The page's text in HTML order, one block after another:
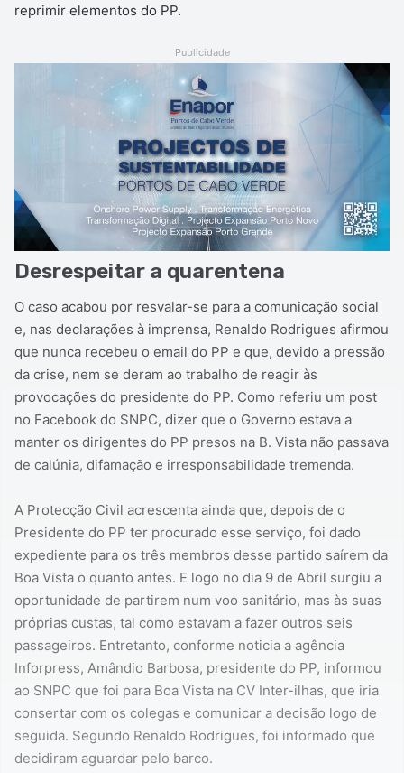
reprimir elementos do PP.
Publicidade
Desrespeitar a quarentena
O caso acabou por resvalar-se para a comunicação social
e, nas declarações à imprensa, Renaldo Rodrigues afirmou
que nunca recebeu o email do PP e que, devido a pressão
da crise, nem se deram ao trabalho de reagir às
provocações do presidente do PP. Como referiu um post
no Facebook do SNPC, dizer que o Governo estava a
manter os dirigentes do PP presos na B. Vista não passava
de calúnia, difamação e irresponsabilidade tremenda.
A Protecção Civil acrescenta ainda que, depois de o
Presidente do PP ter procurado esse serviço, foi dado
expediente para os três membros desse partido saírem da
Boa Vista o quanto antes. E logo no dia 9 de Abril surgiu a
oportunidade de partirem num voo sanitário, mas às suas
próprias custas, tal como estavam a fazer outros seis
passageiros. Entretanto, conforme noticia a agência
Inforpress, Amândio Barbosa, presidente do PP, informou
ao SNPC que foi para Boa Vista na CV Inter-ilhas, que iria
consertar com os colegas e comunicar a decisão logo de
seguida. Segundo Renaldo Rodrigues, foi informado que
decidiram aguardar pelo barco.